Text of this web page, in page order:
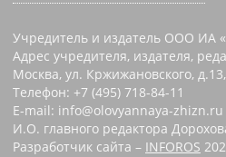
Учредитель и издатель ООО ИА
Адрес учредителя, издателя,
Москва, ул. Кржижановского,
Телефон: +7 (495) 718-84-11
E-mail: info@olovyannaya-zhizn.ru
И.О. главного редактора
Разработчик сайта – INFOROS